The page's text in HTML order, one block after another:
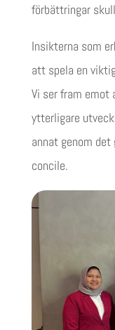
förbättringar
Insikterna som
att spela en
Vi ser fram
ytterligare
annat genom
concile.